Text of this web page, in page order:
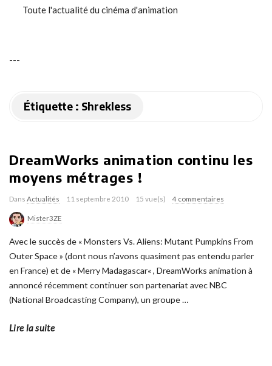
Toute l'actualité du cinéma d'animation
---
Étiquette : Shrekless
DreamWorks animation continu les
moyens métrages !
Dans Actualités 11 septembre 2010 15 vue(s) 4 commentaires
Mister3ZE
Avec le succès de « Monsters Vs. Aliens: Mutant Pumpkins From
Outer Space » (dont nous n’avons quasiment pas entendu parler
en France) et de « Merry Madagascar« , DreamWorks animation à
annoncé récemment continuer son partenariat avec NBC
(National Broadcasting Company), un groupe…
Lire la suite